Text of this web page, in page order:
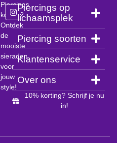
Piercings
kopen?
Ontdek
de
mooiste
sieraden
voor
jouw
style!
Piercings op
lichaamsplek
Piercing soorten
Klantenservice
Over ons
10% korting? Schrijf je nu
in!